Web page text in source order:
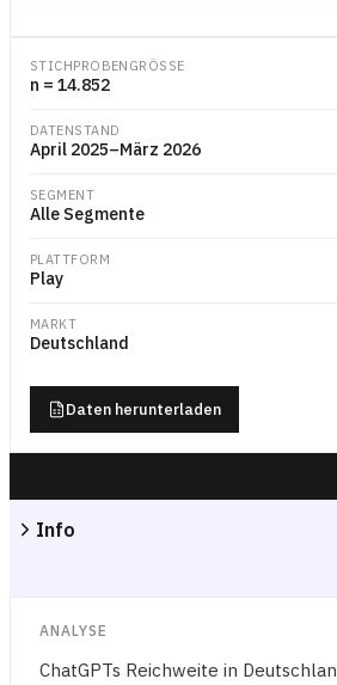
STICHPROBENGRÖSSE
n = 14.852
DATENSTAND
April 2025–März 2026
SEGMENT
Alle Segmente
PLATTFORM
Play
MARKT
Deutschland
Daten herunterladen
Info
ANALYSE
ChatGPTs Reichweite in